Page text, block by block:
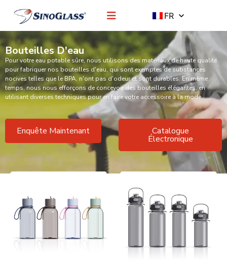
FR
Bouteilles D'eau
Pour votre eau potable sûre, nous utilisons des matériaux de haute qualité
pour fabriquer nos bouteilles d'eau, qui sont exemptes de substances
nocives telles que le BPA, n'ont pas d'odeur et sont durables. En même
temps, nous nous efforçons de concevoir des bouteilles élégantes, en
utilisant diverses techniques pour en faire votre accessoire à la mode.
Enquête Maintenant Catalogue
Électronique